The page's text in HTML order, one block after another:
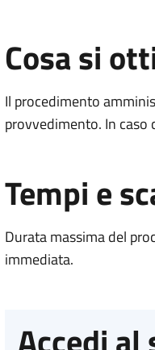
Cosa si
Il procedimento
provvedimento. In caso
Tempi e
Durata massima del
immediata.